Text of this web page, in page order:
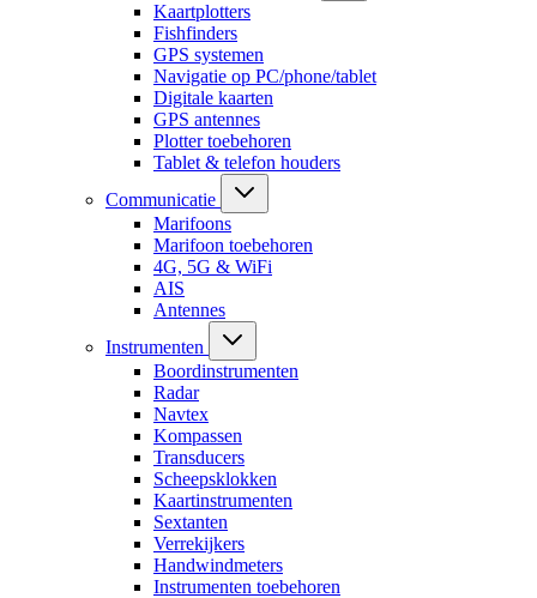
Kaartplotters
Fishfinders
GPS systemen
Navigatie op PC/phone/tablet
Digitale kaarten
GPS antennes
Plotter toebehoren
Tablet & telefon houders
Communicatie
Marifoons
Marifoon toebehoren
4G, 5G & WiFi
AIS
Antennes
Instrumenten
Boordinstrumenten
Radar
Navtex
Kompassen
Transducers
Scheepsklokken
Kaartinstrumenten
Sextanten
Verrekijkers
Handwindmeters
Instrumenten toebehoren